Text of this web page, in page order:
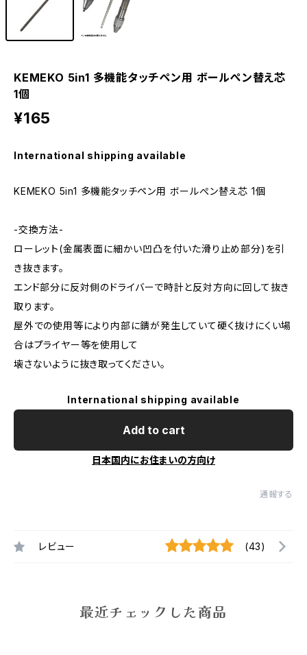
KEMEKO 5in1 多機能タッチペン用 ボールぺン替え芯
1個
¥165
International shipping available
KEMEKO 5in1 多機能タッチペン用 ボールぺン替え芯 1個
-交換方法-
ローレット(金属表面に細かい凹凸を付いた滑り止め部分)を引
き抜きます。
エンド部分に反対側のドライバーで時計と反対方向に回して抜き
取ります。
屋外での使用等により内部に錆が発生していて硬く抜けにくい場
合はプライヤー等を使用して
壊さないように抜き取ってください。
International shipping available
Add to cart
日本国内にお住まいの方向け
通報する
レビュー (43)
最近チェックした商品